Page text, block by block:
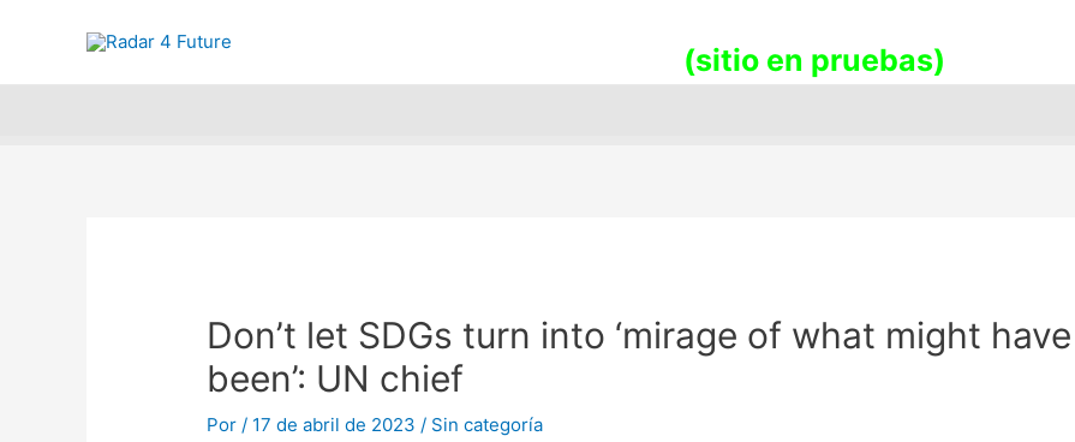
(sitio en pruebas)
Don’t let SDGs turn into ‘mirage of what might have
been’: UN chief
Por/ 17 de abril de 2023/ Sin categoría
de